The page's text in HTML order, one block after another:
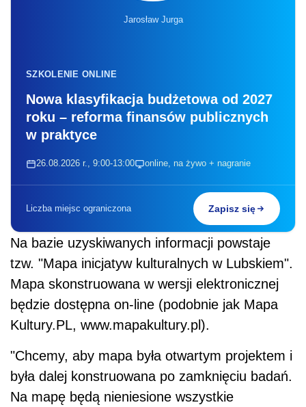
Jarosław Jurga
SZKOLENIE ONLINE
Nowa klasyfikacja budżetowa od 2027
roku – reforma finansów publicznych
w praktyce
26.08.2026 r., 9:00-13:00 online, na żywo + nagranie
Liczba miejsc ograniczona Zapisz się
Na bazie uzyskiwanych informacji powstaje
tzw. "Mapa inicjatyw kulturalnych w Lubskiem".
Mapa skonstruowana w wersji elektronicznej
będzie dostępna on-line (podobnie jak Mapa
Kultury.PL, www.mapakultury.pl).
"Chcemy, aby mapa była otwartym projektem i
była dalej konstruowana po zamknięciu badań.
Na mapę będą nieniesione wszystkie